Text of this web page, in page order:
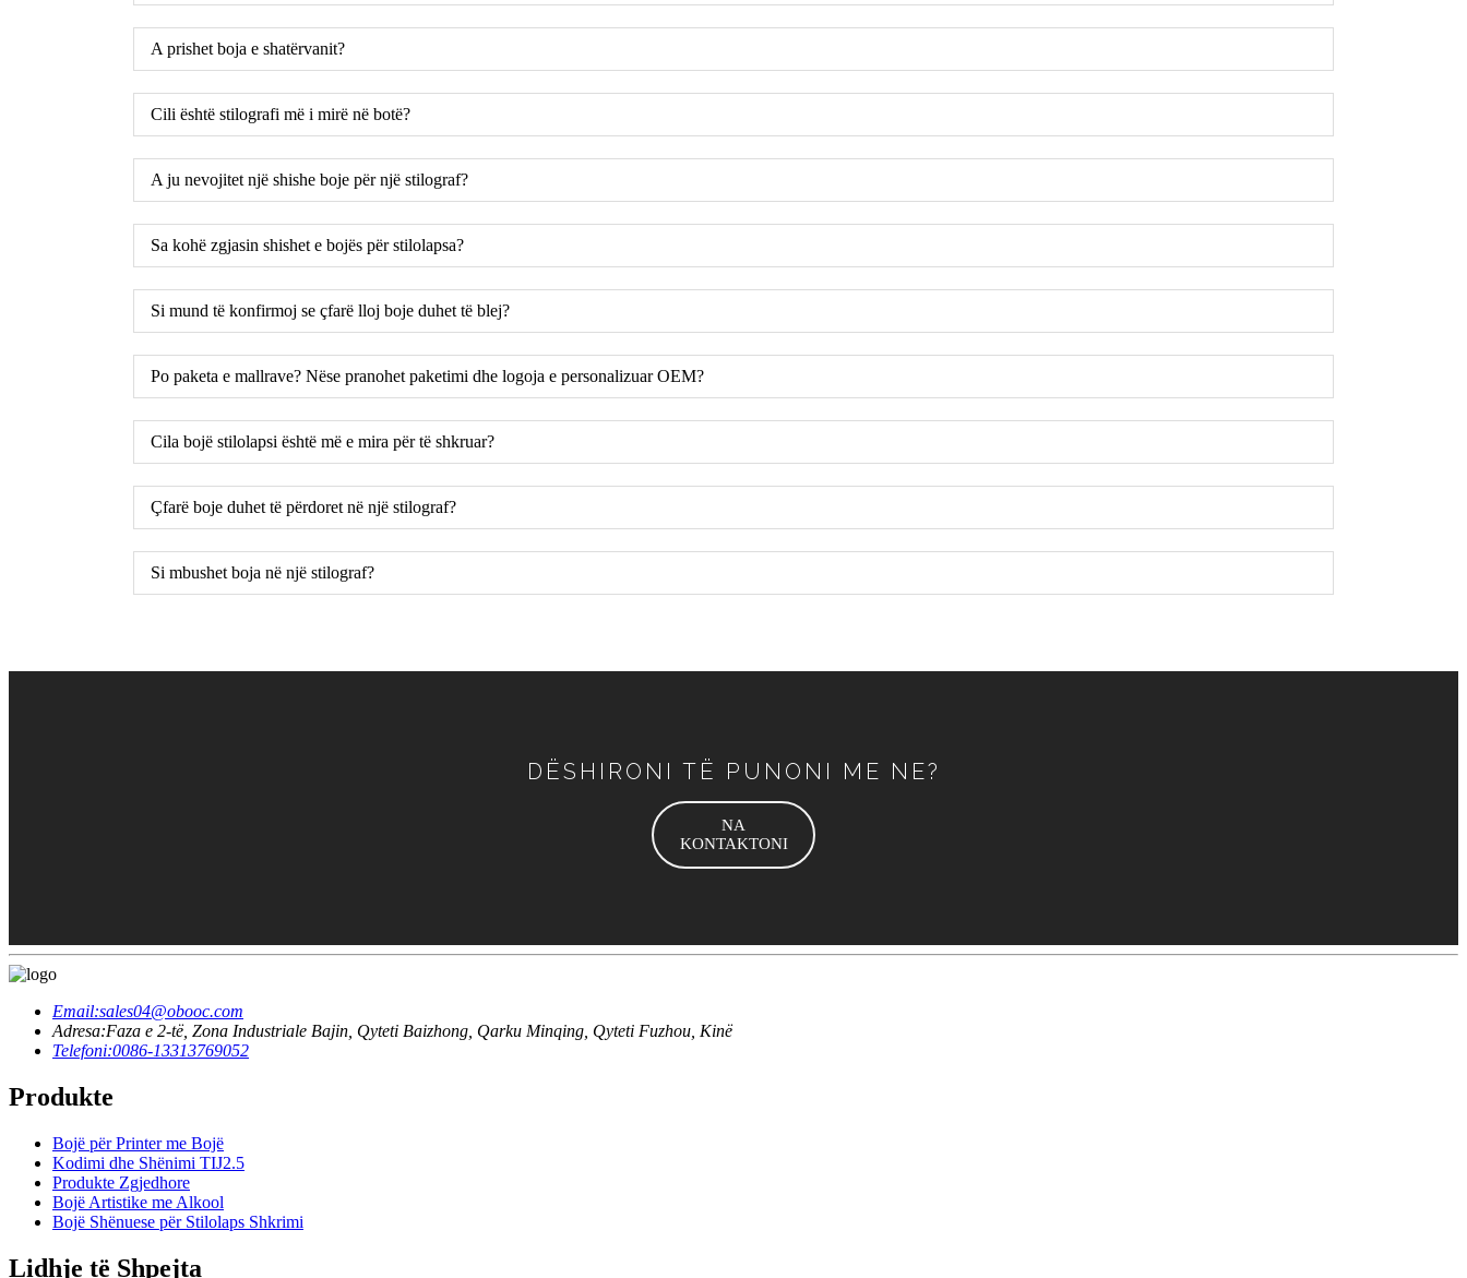
A prishet boja e shatërvanit?
Cili është stilografi më i mirë në botë?
A ju nevojitet një shishe boje për një stilograf?
Sa kohë zgjasin shishet e bojës për stilolapsa?
Si mund të konfirmoj se çfarë lloj boje duhet të blej?
Po paketa e mallrave? Nëse pranohet paketimi dhe logoja e personalizuar OEM?
Cila bojë stilolapsi është më e mira për të shkruar?
Çfarë boje duhet të përdoret në një stilograf?
Si mbushet boja në një stilograf?
DËSHIRONI TË PUNONI ME NE?
NA
KONTAKTONI
Email:sales04@obooc.com
Adresa:Faza e 2-të, Zona Industriale Bajin, Qyteti Baizhong, Qarku Minqing, Qyteti Fuzhou, Kinë
Telefoni:0086-13313769052
Produkte
Bojë për Printer me Bojë
Kodimi dhe Shënimi TIJ2.5
Produkte Zgjedhore
Bojë Artistike me Alkool
Bojë Shënuese për Stilolaps Shkrimi
Lidhje të Shpejta